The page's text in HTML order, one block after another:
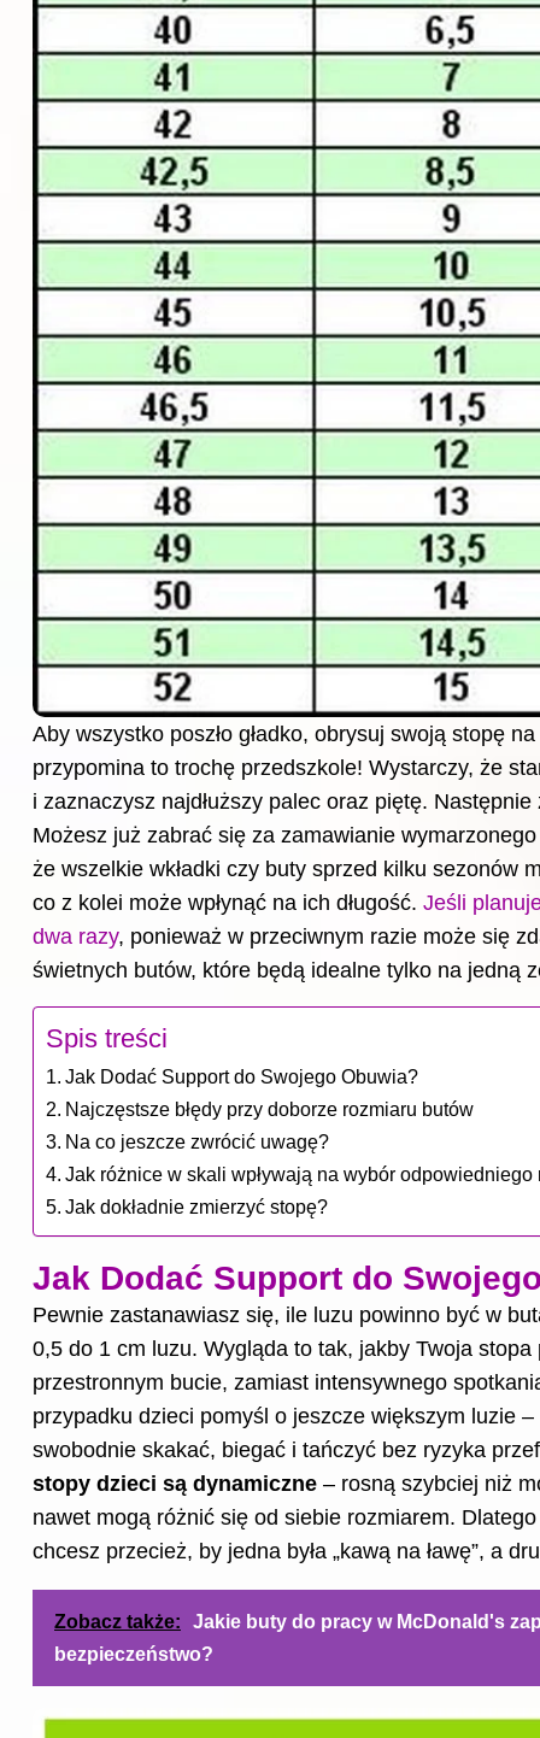
Aby wszystko poszło gładko, obrysuj swoją stopę
przypomina to trochę przedszkole! Wystarczy, że
i zaznaczysz najdłuższy palec oraz piętę.
Możesz już zabrać się za zamawianie
że wszelkie wkładki czy buty sprzed kilku sezonów
co z kolei może wpłynąć na ich długość. Jeśli
dwa razy, ponieważ w przeciwnym razie może się
świetnych butów, które będą idealne tylko na jedną
Spis treści
Jak Dodać Support do Swojego Obuwia?
Najczęstsze błędy przy doborze rozmiaru butów
Na co jeszcze zwrócić uwagę?
Jak różnice w skali wpływają na wybór odpowiedniego
Jak dokładnie zmierzyć stopę?
Jak Dodać Support do
Pewnie zastanawiasz się, ile luzu powinno być w
0,5 do 1 cm luzu. Wygląda to tak, jakby Twoja stopa
przestronnym bucie, zamiast intensywnego
przypadku dzieci pomyśl o jeszcze większym luzie –
swobodnie skakać, biegać i tańczyć bez ryzyka
stopy dzieci są dynamiczne – rosną szybciej niż
nawet mogą różnić się od siebie rozmiarem.
chcesz przecież, by jedna była „kawą na ławę”, a
Zobacz także:
Jakie buty do pracy w McDonald's
bezpieczeństwo?